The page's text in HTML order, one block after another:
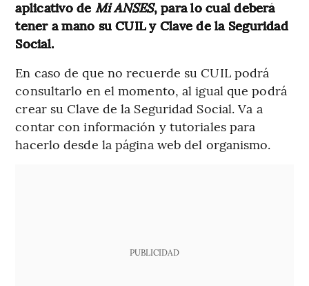
aplicativo de Mi ANSES, para lo cual deberá
tener a mano su CUIL y Clave de la Seguridad
Social.
En caso de que no recuerde su CUIL podrá
consultarlo en el momento, al igual que podrá
crear su Clave de la Seguridad Social. Va a
contar con información y tutoriales para
hacerlo desde la página web del organismo.
PUBLICIDAD